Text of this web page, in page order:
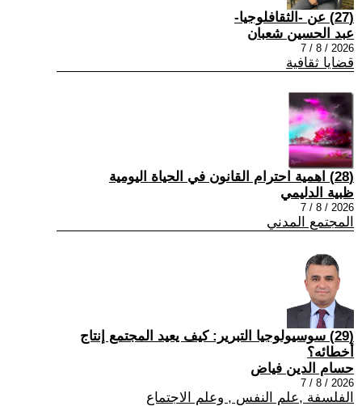
(27) عن -الثقافلوجيا-
عبد الحسين شعبان
2026 / 8 / 7
قضايا ثقافية
(28) اهمية احترام القانون في الحياة اليومية
ظبية الدليمي
2026 / 8 / 7
المجتمع المدني
(29) سوسيولوجيا التبرير: كيف يعيد المجتمع إنتاج
أخطائه؟
حسام الدين فياض
2026 / 8 / 7
الفلسفة ,علم النفس , وعلم الاجتماع